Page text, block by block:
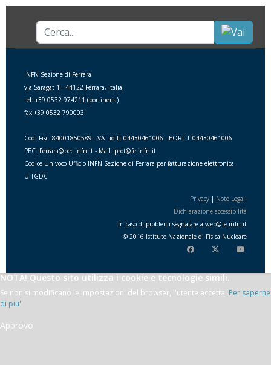
Cerca...
INFN Sezione di Ferrara
via Saragat 1 - 44122 Ferrara, Italia
tel. +39 0532 974211 (portineria)
fax +39 0532 790003
Cod. Fisc. 84001850589 - VAT id IT 04430461006 - EORI: IT04430461006
PEC: Ferrara@pec.infn.it - Mail: prot@fe.infn.it
Codice Univoco Ufficio INFN Sezione di Ferrara per fatturazione elettronica:
UITGDC
Privacy | Note Legali
Dichiarazione accessibilità
In caso di problemi segnalare a web@fe.infn.it
© 2016 Istituto Nazionale di Fisica Nucleare
NOTA! Questo sito utilizza i cookie e tecnologie simili.
Se non si modificano le impostazioni del browser, l'utente accetta. Per saperne
di piu'
Approvo